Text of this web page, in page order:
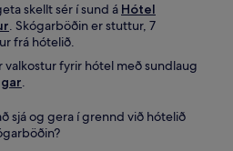
skellt sér í sund á Hótel
. Skógarböðin er stuttur, 7
frá hótelið.
fyrir hótel með sundlaug
.
sjá og gera í grennd við hótelið